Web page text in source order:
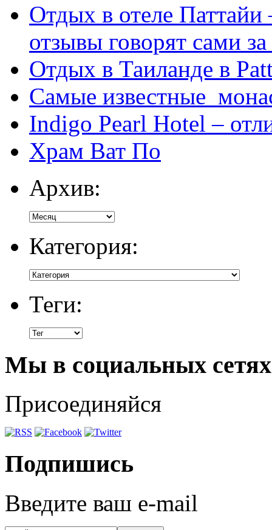
Отдых в отеле
отзывы говорят сами за
Отдых в Таиланде в
Самые известные
Indigo Pearl Hotel –
Храм Ват По
Архив:
Категория:
Теги:
Мы в социальных сетях
Присоединяйся
Подпишись
Введите ваш e-mail